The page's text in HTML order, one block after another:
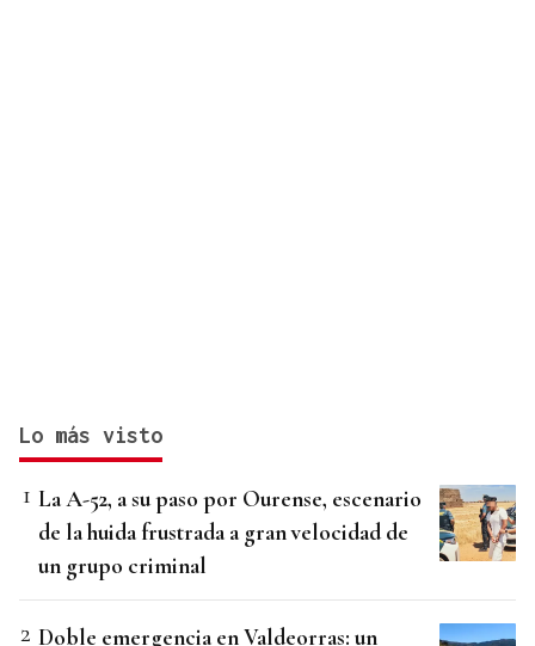
Lo más visto
La A-52, a su paso por Ourense, escenario
de la huida frustrada a gran velocidad de
un grupo criminal
Doble emergencia en Valdeorras: un